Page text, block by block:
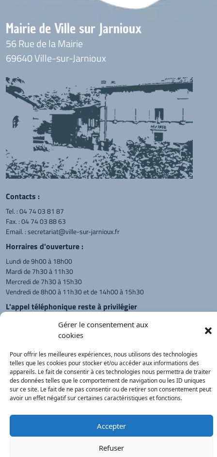
Gérer le consentement aux
cookies
Pour offrir les meilleures expériences, nous utilisons des technologies
telles que les cookies pour stocker et/ou accéder aux informations des
appareils. Le fait de consentir à ces technologies nous permettra de traiter
des données telles que le comportement de navigation ou les ID uniques
sur ce site. Le fait de ne pas consentir ou de retirer son consentement peut
avoir un effet négatif sur certaines caractéristiques et fonctions.
Accepter
Refuser
Mairie de Ville sur Jarnioux
56 Rue de la Mairie
69640 Ville-sur-Jarnioux
Contacts :
Tel. :04 74 03 81 87
Fax. : 04 74 03 88 63
Email. :secretariat@ville-sur-jarnioux.fr
Horraires d'ouverture :
Lundi de 9h00 à 18h00
Mardi de 7h30 à 11h30
Mercredi de 7h30 à 15h30
Vendredi de 8h00 à 11h30 et de 14h00 à 15h30
L'appel téléphonique reste à privilégier
Monsieur le Maire et les adjoints
reçoivent sur rendez-vous.
Retour à l'accueil Actualités PanneauPocket Recherche
Démarches
Contacts
Mentions
Plan du site
®
Correspondants de Presse :